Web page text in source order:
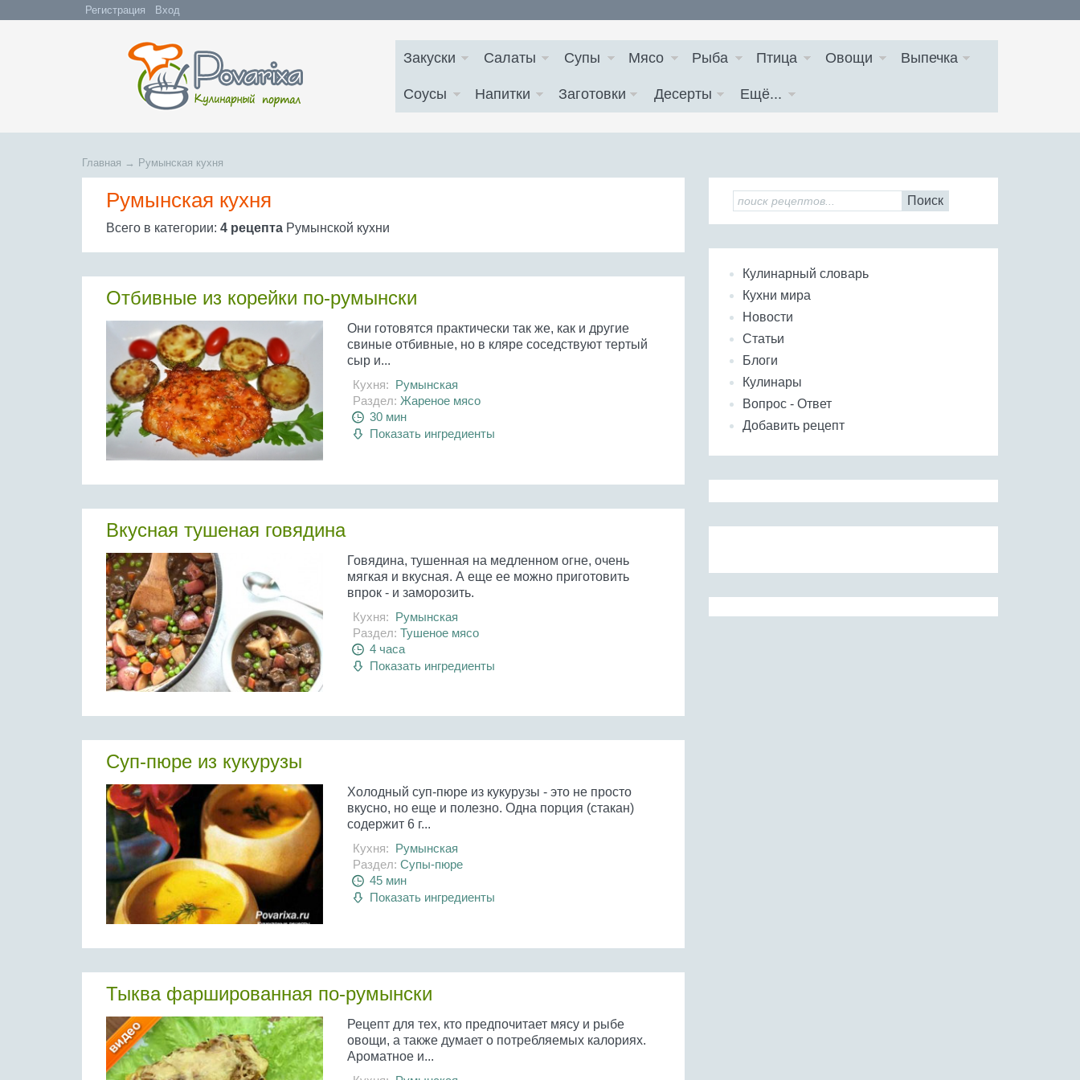
Регистрация Вход
Закуски Салаты Супы Мясо Рыба Птица Овощи Выпечка
Соусы Напитки Заготовки Десерты Ещё...
Главная → Румынская кухня
Румынская кухня
Всего в категории: 4 рецепта Румынской кухни
Отбивные из корейки по-румынски
Они готовятся практически так же, как и другие
свиные отбивные, но в кляре соседствуют тертый
сыр и...
Кухня: Румынская
Раздел: Жареное мясо
30 мин
Показать ингредиенты
Вкусная тушеная говядина
Говядина, тушенная на медленном огне, очень
мягкая и вкусная. А еще ее можно приготовить
впрок - и заморозить.
Кухня: Румынская
Раздел: Тушеное мясо
4 часа
Показать ингредиенты
Суп-пюре из кукурузы
Холодный суп-пюре из кукурузы - это не просто
вкусно, но еще и полезно. Одна порция (стакан)
содержит 6 г...
Кухня: Румынская
Раздел: Супы-пюре
45 мин
Показать ингредиенты
Тыква фаршированная по-румынски
Рецепт для тех, кто предпочитает мясу и рыбе
овощи, а также думает о потребляемых калориях.
Ароматное и...
Поиск
Кулинарный словарь
Кухни мира
Новости
Статьи
Блоги
Кулинары
Вопрос - Ответ
Добавить рецепт